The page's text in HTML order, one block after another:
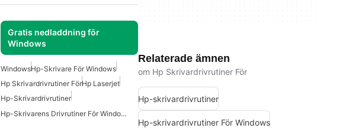
Gratis nedladdning för
Windows
WindowsHp-Skrivare För Windows
Hp Skrivardrivrutiner FörHp Laserjet
Hp-Skrivardrivrutiner
Hp-Skrivarens Drivrutiner För Windows 7
Relaterade ämnen
om Hp Skrivardrivrutiner För
Hp-skrivardrivrutiner
Hp-skrivardrivrutiner För Windows